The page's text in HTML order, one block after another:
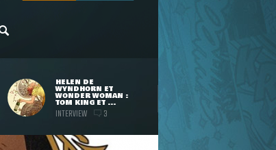
HELEN DE
WYNDHORN ET
WONDER WOMAN :
TOM KING ET ...
INTERVIEW 3